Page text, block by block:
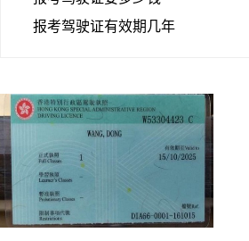
报考驾驶证有效期几年